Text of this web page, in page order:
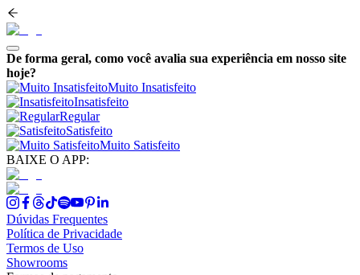
De forma geral, como você avalia sua experiência em nosso site
hoje?
Muito Insatisfeito
Insatisfeito
Regular
Satisfeito
Muito Satisfeito
BAIXE O APP:
Dúvidas Frequentes
Política de Privacidade
Termos de Uso
Showrooms